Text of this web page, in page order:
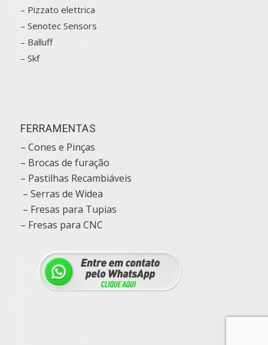
– Pizzato elettrica
– Senotec Sensors
– Balluff
– Skf
FERRAMENTAS
– Cones e Pinças
– Brocas de furação
– Pastilhas Recambiáveis
– Serras de Widea
– Fresas para Tupias
– Fresas para CNC